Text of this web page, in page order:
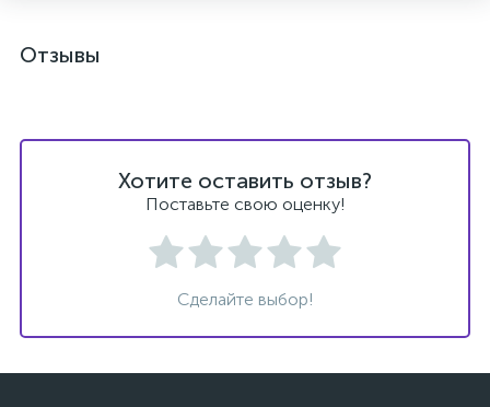
Отзывы
Хотите оставить отзыв?
Поставьте свою оценку!
Сделайте выбор!